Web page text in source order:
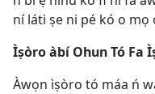
ní láti ṣe ni pé kó o mọ
Ìṣòro àbí Ohun Tó Fa
Àwọn ìṣòro tó máa ń